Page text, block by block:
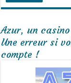
Azur, un
Une erreur si
compte !